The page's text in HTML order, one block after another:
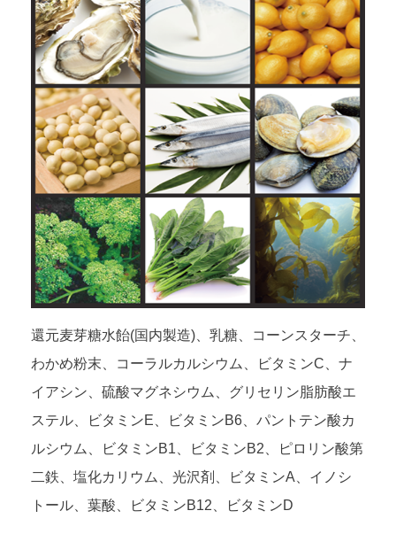
還元麦芽糖水飴(国内製造)、乳糖、コーンスターチ、
わかめ粉末、コーラルカルシウム、ビタミンC、ナ
イアシン、硫酸マグネシウム、グリセリン脂肪酸エ
ステル、ビタミンE、ビタミンB6、パントテン酸カ
ルシウム、ビタミンB1、ビタミンB2、ピロリン酸第
二鉄、塩化カリウム、光沢剤、ビタミンA、イノシ
トール、葉酸、ビタミンB12、ビタミンD